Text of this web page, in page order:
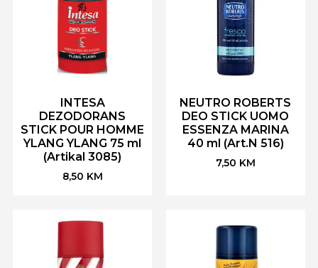
INTESA
DEZODORANS
STICK POUR HOMME
YLANG YLANG 75 ml
(Artikal 3085)
8,50 KM
NEUTRO ROBERTS
DEO STICK UOMO
ESSENZA MARINA
40 ml (Art.N 516)
7,50 KM